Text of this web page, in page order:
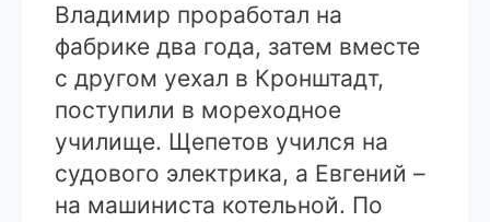
Владимир проработал на
фабрике два года, затем вместе
с другом уехал в Кронштадт,
поступили в мореходное
училище. Щепетов учился на
судового электрика, а Евгений –
на машиниста котельной. По